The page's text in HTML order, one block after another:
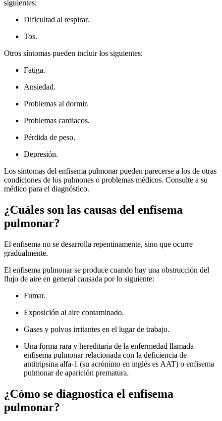
siguientes:
Dificultad al respirar.
Tos.
Otros síntomas pueden incluir los siguientes:
Fatiga.
Ansiedad.
Problemas al dormir.
Problemas cardiacos.
Pérdida de peso.
Depresión.
Los síntomas del enfisema pulmonar pueden parecerse a los de otras
condiciones de los pulmones o problemas médicos. Consulte a su
médico para el diagnóstico.
¿Cuáles son las causas del enfisema
pulmonar?
El enfisema no se desarrolla repentinamente, sino que ocurre
gradualmente.
El enfisema pulmonar se produce cuando hay una obstrucción del
flujo de aire en general causada por lo siguiente:
Fumar.
Exposición al aire contaminado.
Gases y polvos irritantes en el lugar de trabajo.
Una forma rara y hereditaria de la enfermedad llamada
enfisema pulmonar relacionada con la deficiencia de
antitripsina alfa-1 (su acrónimo en inglés es AAT) o enfisema
pulmonar de aparición prematura.
¿Cómo se diagnostica el enfisema
pulmonar?